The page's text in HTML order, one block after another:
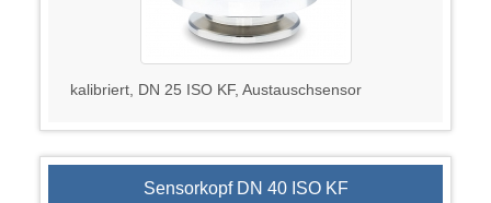
kalibriert, DN 25 ISO KF, Austauschsensor
Sensorkopf DN 40 ISO KF